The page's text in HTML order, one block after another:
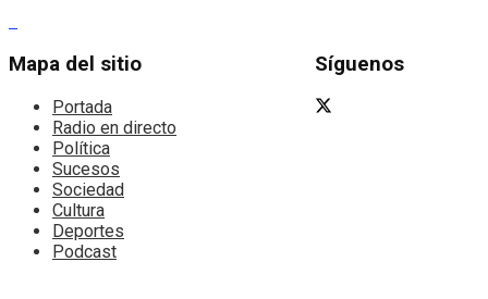
Mapa del sitio
Portada
Radio en directo
Política
Sucesos
Sociedad
Cultura
Deportes
Podcast
Síguenos